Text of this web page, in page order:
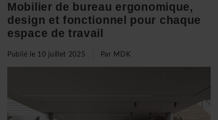
Mobilier de bureau ergonomique,
design et fonctionnel pour chaque
espace de travail
Publié le 10 juillet 2025 Par MDK